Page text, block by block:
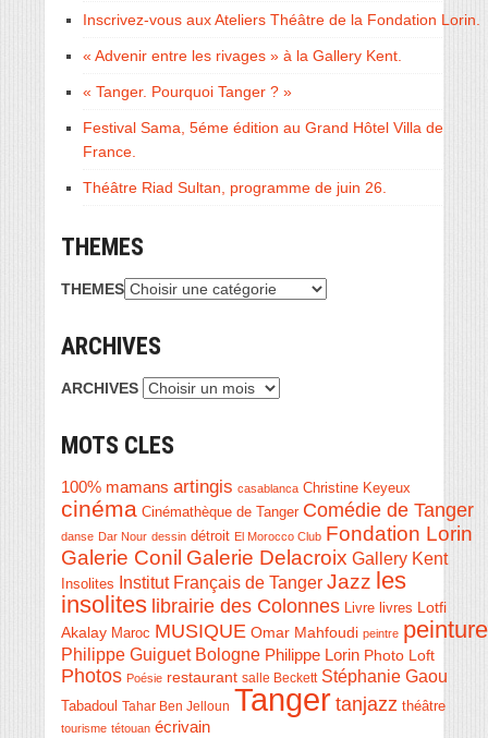
Inscrivez-vous aux Ateliers Théâtre de la Fondation Lorin.
« Advenir entre les rivages » à la Gallery Kent.
« Tanger. Pourquoi Tanger ? »
Festival Sama, 5éme édition au Grand Hôtel Villa de
France.
Théâtre Riad Sultan, programme de juin 26.
THEMES
THEMES
ARCHIVES
ARCHIVES
MOTS CLES
100% mamans artingis casablanca Christine Keyeux
cinéma Cinémathèque de Tanger Comédie de Tanger
danse Dar Nour dessin détroit El Morocco Club Fondation Lorin
Galerie Conil Galerie Delacroix Gallery Kent
Insolites Institut Français de Tanger Jazz les
insolites librairie des Colonnes Livre livres Lotfi
Akalay Maroc MUSIQUE Omar Mahfoudi peintre peinture
Philippe Guiguet Bologne Philippe Lorin Photo Loft
Photos Poésie restaurant salle Beckett Stéphanie Gaou
Tabadoul Tahar Ben Jelloun Tanger tanjazz théâtre
tourisme tétouan écrivain